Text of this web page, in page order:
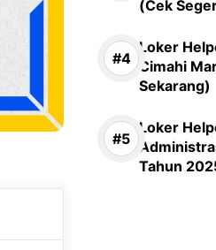
(Cek
Loker
Cimahi
Sekarang)
Loker
Tahun